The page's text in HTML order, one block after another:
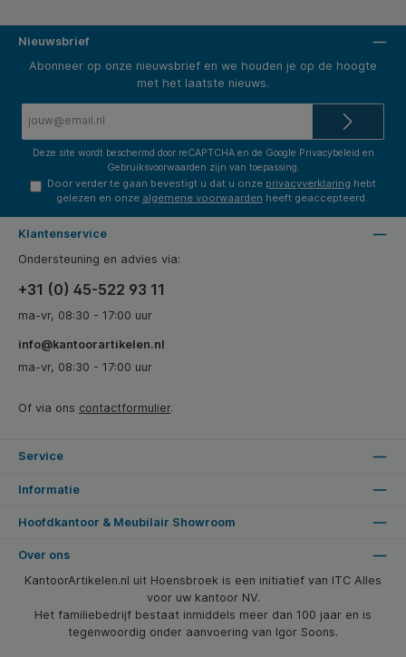
Nieuwsbrief
Abonneer op onze nieuwsbrief en we houden je op de hoogte
met het laatste nieuws.
Deze site wordt beschermd door reCAPTCHA en de Google Privacybeleid en
Gebruiksvoorwaarden zijn van toepassing.
Door verder te gaan bevestigt u dat u onze privacyverklaring hebt
gelezen en onze algemene voorwaarden heeft geaccepteerd.
Klantenservice
Ondersteuning en advies via:
+31 (0) 45-522 93 11
ma-vr, 08:30 - 17:00 uur
info@kantoorartikelen.nl
ma-vr, 08:30 - 17:00 uur
Of via ons contactformulier.
Service
Informatie
Hoofdkantoor & Meubilair Showroom
Over ons
KantoorArtikelen.nl uit Hoensbroek is een initiatief van ITC Alles
voor uw kantoor NV.
Het familiebedrijf bestaat inmiddels meer dan 100 jaar en is
tegenwoordig onder aanvoering van Igor Soons.